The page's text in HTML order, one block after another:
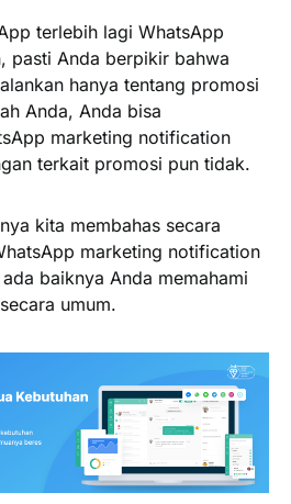
terlebih lagi WhatsApp
pasti Anda berpikir bahwa
hanya tentang promosi
Anda, Anda bisa
marketing notification
terkait promosi pun tidak.
kita membahas secara
marketing notification
baiknya Anda memahami
umum.